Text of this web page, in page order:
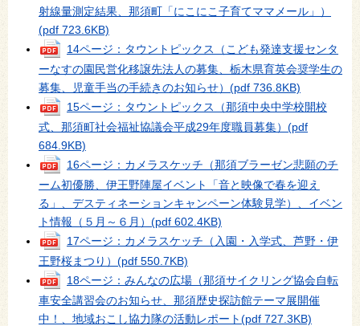
射線量測定結果、那須町「にこにこ子育てママメール」）
(pdf 723.6KB)
14ページ：タウントピックス（こども発達支援センタ
ーなすの園民営化移譲先法人の募集、栃木県育英会奨学生の
募集、児童手当の手続きのお知らせ） (pdf 736.8KB)
15ページ：タウントピックス（那須中央中学校開校
式、那須町社会福祉協議会平成29年度職員募集） (pdf
684.9KB)
16ページ：カメラスケッチ（那須ブラーゼン悲願のチ
ーム初優勝、伊王野陣屋イベント「音と映像で春を迎え
る」、デスティネーションキャンペーン体験見学）、イベン
ト情報（５月～６月） (pdf 602.4KB)
17ページ：カメラスケッチ（入園・入学式、芦野・伊
王野桜まつり） (pdf 550.7KB)
18ページ：みんなの広場（那須サイクリング協会自転
車安全講習会のお知らせ、那須歴史探訪館テーマ展開催
中！、地域おこし協力隊の活動レポート(pdf 727.3KB)